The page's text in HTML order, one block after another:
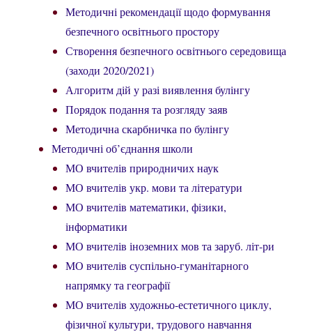
Методичні рекомендації щодо формування
безпечного освітнього простору
Створення безпечного освітнього середовища
(заходи 2020/2021)
Алгоритм дій у разі виявлення булінгу
Порядок подання та розгляду заяв
Методична скарбничка по булінгу
Методичні об’єднання школи
МО вчителів природничих наук
МО вчителів укр. мови та літератури
МО вчителів математики, фізики,
інформатики
МО вчителів іноземних мов та заруб. літ-ри
МО вчителів суспільно-гуманітарного
напрямку та географії
МО вчителів художньо-естетичного циклу,
фізичної культури, трудового навчання